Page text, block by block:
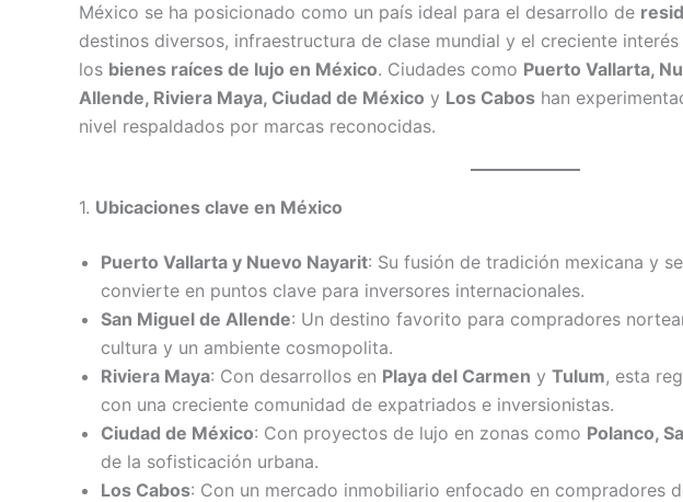
México se ha posicionado como un país ideal para el desarrollo de
destinos diversos, infraestructura de clase mundial y el creciente
los bienes raíces de lujo en México. Ciudades como Puerto Vallarta,
Allende, Riviera Maya, Ciudad de México y Los Cabos han
nivel respaldados por marcas reconocidas.
1. Ubicaciones clave en México
Puerto Vallarta y Nuevo Nayarit: Su fusión de tradición mexicana y
convierte en puntos clave para inversores internacionales.
San Miguel de Allende: Un destino favorito para compradores
cultura y un ambiente cosmopolita.
Riviera Maya: Con desarrollos en Playa del Carmen y Tulum, esta
con una creciente comunidad de expatriados e inversionistas.
Ciudad de México: Con proyectos de lujo en zonas como Polanco,
de la sofisticación urbana.
Los Cabos: Con un mercado inmobiliario enfocado en compradores